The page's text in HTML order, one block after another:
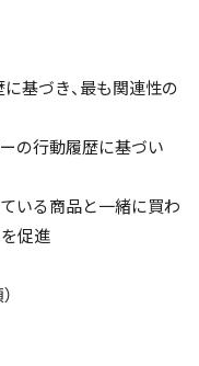
に基づき、最も関連性の
ーの行動履歴に基づい
ている商品と一緒に買わ
促進